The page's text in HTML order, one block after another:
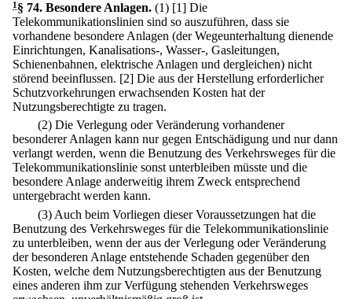
1 § 74. Besondere Anlagen. (1) [1] Die
Telekommunikationslinien sind so auszuführen, dass sie
vorhandene besondere Anlagen (der Wegeunterhaltung dienende
Einrichtungen, Kanalisations-, Wasser-, Gasleitungen,
Schienenbahnen, elektrische Anlagen und dergleichen) nicht
störend beeinflussen. [2] Die aus der Herstellung erforderlicher
Schutzvorkehrungen erwachsenden Kosten hat der
Nutzungsberechtigte zu tragen.
(2) Die Verlegung oder Veränderung vorhandener
besonderer Anlagen kann nur gegen Entschädigung und nur dann
verlangt werden, wenn die Benutzung des Verkehrsweges für die
Telekommunikationslinie sonst unterbleiben müsste und die
besondere Anlage anderweitig ihrem Zweck entsprechend
untergebracht werden kann.
(3) Auch beim Vorliegen dieser Voraussetzungen hat die
Benutzung des Verkehrsweges für die Telekommunikationslinie
zu unterbleiben, wenn der aus der Verlegung oder Veränderung
der besonderen Anlage entstehende Schaden gegenüber den
Kosten, welche dem Nutzungsberechtigten aus der Benutzung
eines anderen ihm zur Verfügung stehenden Verkehrsweges